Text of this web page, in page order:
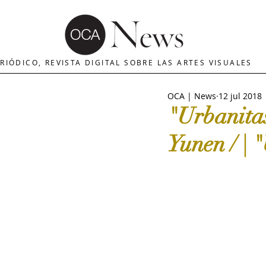
MERCADO DE ARTE
The Art Newspaper Crítica
Yunen / |
OCA | News 12 jul 2018
REVISTA DIGITAL SOBRE LAS ARTES VISUALES